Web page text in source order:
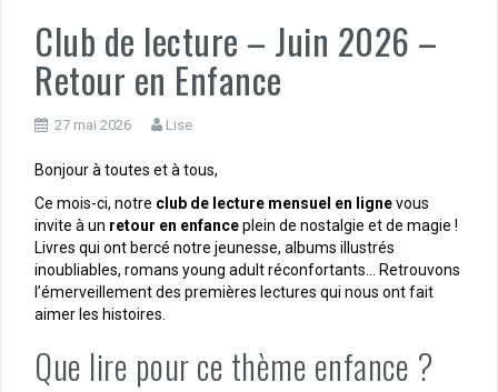
Club de lecture – Juin 2026 –
Retour en Enfance
27 mai 2026 Lise
Bonjour à toutes et à tous,
Ce mois-ci, notre club de lecture mensuel en lignevous
invite à un retour en enfanceplein de nostalgie et de magie !
Livres qui ont bercé notre jeunesse, albums illustrés
inoubliables, romans young adult réconfortants… Retrouvons
l’émerveillement des premières lectures qui nous ont fait
aimer les histoires.
Que lire pour ce thème enfance ?